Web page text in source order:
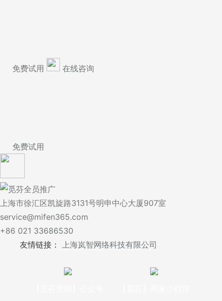
免费试用 在线咨询
免费试用
上海市徐汇区凯旋路3131号明申中心大厦907室
service@mifen365.com
+86 021 33686530
友情链接：
上海岚智网络科技有限公司